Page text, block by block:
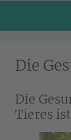
Die
Die
Tieres